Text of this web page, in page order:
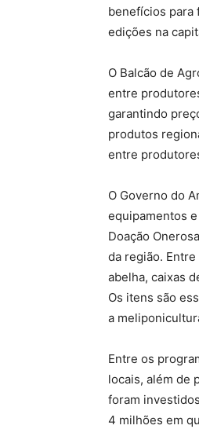
benefícios para
edições na
O Balcão de
entre
garantindo
produtos
entre
O Governo do
equipamentos
Doação
da região.
abelha, caixas
Os itens são
a
Entre os
locais, além de
foram
4 milhões em